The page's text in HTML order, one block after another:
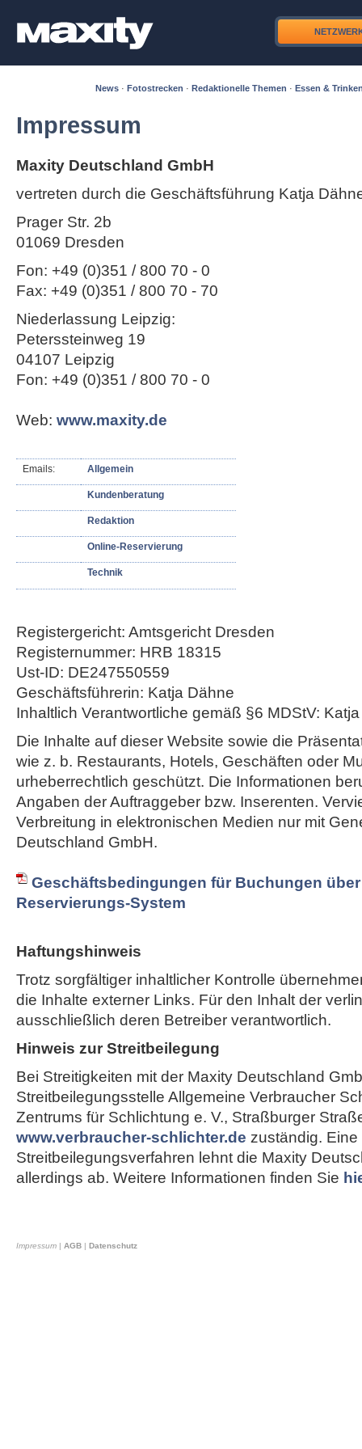
News · Fotostrecken · Redaktionelle Themen · Essen &
Impressum
Maxity Deutschland GmbH
vertreten durch die Geschäftsführung Katja
Prager Str. 2b
01069 Dresden
Fon: +49 (0)351 / 800 70 - 0
Fax: +49 (0)351 / 800 70 - 70
Niederlassung Leipzig:
Peterssteinweg 19
04107 Leipzig
Fon: +49 (0)351 / 800 70 - 0
Web: www.maxity.de
Emails: Allgemein
Kundenberatung
Redaktion
Online-Reservierung
Technik
Registergericht: Amtsgericht Dresden
Registernummer: HRB 18315
Ust-ID: DE247550559
Geschäftsführerin: Katja Dähne
Inhaltlich Verantwortliche gemäß §6 MDStV:
Die Inhalte auf dieser Website sowie die
wie z. b. Restaurants, Hotels, Geschäften oder
urheberrechtlich geschützt. Die Informationen
Angaben der Auftraggeber bzw. Inserenten.
Verbreitung in elektronischen Medien nur mit
Deutschland GmbH.
Geschäftsbedingungen für Buchungen
Reservierungs-System
Haftungshinweis
Trotz sorgfältiger inhaltlicher Kontrolle
die Inhalte externer Links. Für den Inhalt der
ausschließlich deren Betreiber verantwortlich.
Hinweis zur Streitbeilegung
Bei Streitigkeiten mit der Maxity Deutschland
Streitbeilegungsstelle Allgemeine Verbraucher
Zentrums für Schlichtung e. V., Straßburger
www.verbraucher-schlichter.de zuständig.
Streitbeilegungsverfahren lehnt die Maxity
allerdings ab. Weitere Informationen finden Sie
Impressum | AGB | Datenschutz